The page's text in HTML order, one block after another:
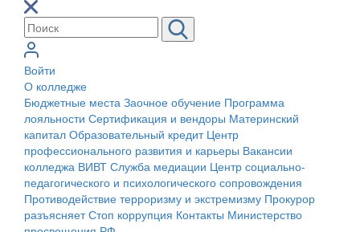
Войти
О колледже
Бюджетные места Заочное обучение Программа
лояльности Сертификация и вендоры Материнский
капитал Образовательный кредит Центр
профессионального развития и карьеры Вакансии
колледжа ВИВТ Служба медиации Центр социально-
педагогического и психологического сопровождения
Противодействие терроризму и экстремизму Прокурор
разъясняетСтоп коррупция Контакты Министерство